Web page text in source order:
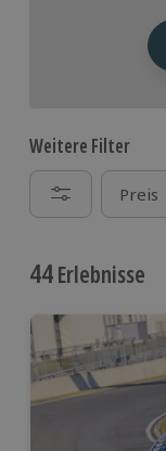
Weitere Filter
Preis
44Erlebnisse